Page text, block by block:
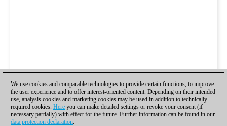
We use cookies and comparable technologies to provide certain functions, to improve
the user experience and to offer interest-oriented content. Depending on their intended
use, analysis cookies and marketing cookies may be used in addition to technically
required cookies. Here you can make detailed settings or revoke your consent (if
necessary partially) with effect for the future. Further information can be found in our
data protection declaration.